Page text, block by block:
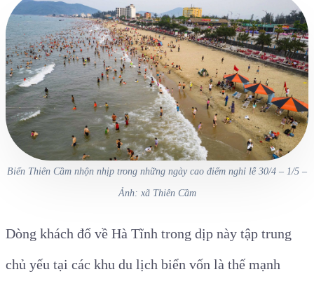
Biển Thiên Cầm nhộn nhịp trong những ngày cao điểm nghỉ lễ 30/4 – 1/5 –
Ảnh: xã Thiên Cầm
Dòng khách đổ về Hà Tĩnh trong dịp này tập trung
chủ yếu tại các khu du lịch biển vốn là thế mạnh